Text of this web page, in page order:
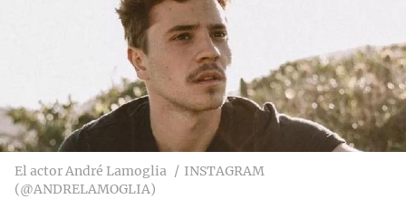
El actor André Lamoglia
INSTAGRAM
(@ANDRELAMOGLIA)